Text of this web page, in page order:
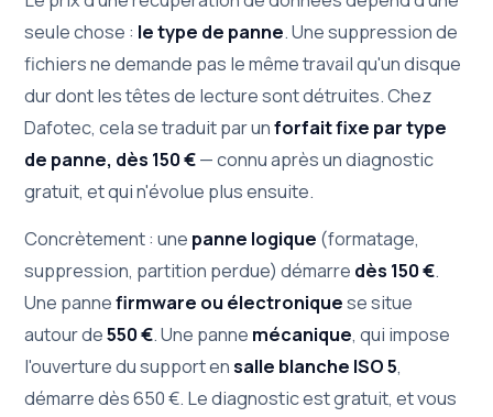
seule chose : le type de panne. Une suppression de
fichiers ne demande pas le même travail qu'un disque
dur dont les têtes de lecture sont détruites. Chez
Dafotec, cela se traduit par unforfait fixe par type
de panne, dès 150 €— connu après un diagnostic
gratuit, et qui n'évolue plus ensuite.
Concrètement : une panne logique (formatage,
suppression, partition perdue) démarre dès 150 €.
Une pannefirmware ou électroniquese situe
autour de550 €. Une panne mécanique, qui impose
l'ouverture du support ensalle blanche ISO 5,
démarre dès 650 €. Le diagnostic est gratuit, et vous